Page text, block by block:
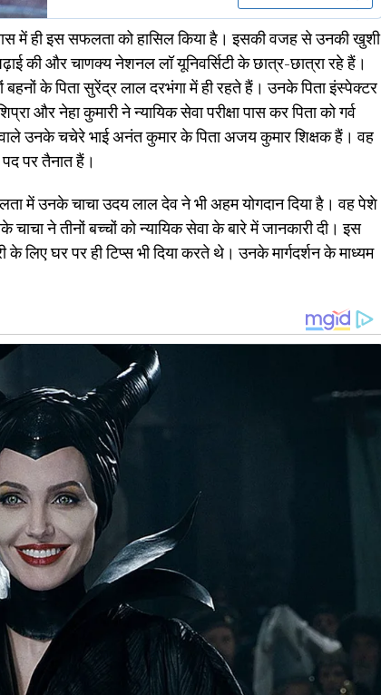
में ही इस सफलता को हासिल किया है। इसकी वजह से उनकी खुशी
की और चाणक्य नेशनल लॉ यूनिवर्सिटी के छात्र-छात्रा रहे हैं।
बहनों के पिता सुरेंद्र लाल दरभंगा में ही रहते हैं। उनके पिता इंस्पेक्टर
और नेहा कुमारी ने न्यायिक सेवा परीक्षा पास कर पिता को गर्व
उनके चचेरे भाई अनंत कुमार के पिता अजय कुमार शिक्षक हैं। वह
पर तैनात हैं।
में उनके चाचा उदय लाल देव ने भी अहम योगदान दिया है। वह पेशे
ने तीनों बच्चों को न्यायिक सेवा के बारे में जानकारी दी। इस
के लिए घर पर ही टिप्स भी दिया करते थे। उनके मार्गदर्शन के माध्यम